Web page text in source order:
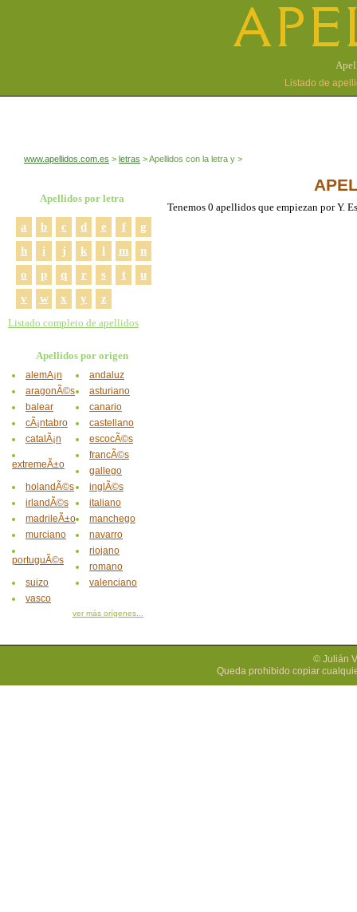
Listado de
www.apellidos.com.es letras Apellidos con la letra y
Tenemos 0 apellidos que empiezan por Y.
Apellidos por letra
a b c d e f
g
h
i j k l m
n
o
p q r s t
u
v
w x y z
Listado completo de apellidos
Apellidos por origen
alemÃ¡n
andaluz
aragonÃ©s
asturiano
balear
canario
cÃ¡ntabro
castellano
catalÃ¡n
escocÃ©s
extremeÃ±o
francÃ©s
gallego
holandÃ©s
inglÃ©s
irlandÃ©s
italiano
madrileÃ±o
manchego
murciano
navarro
portuguÃ©s
riojano
romano
suizo
valenciano
vasco
ver más orígenes...
© Julián
Queda prohibido copiar